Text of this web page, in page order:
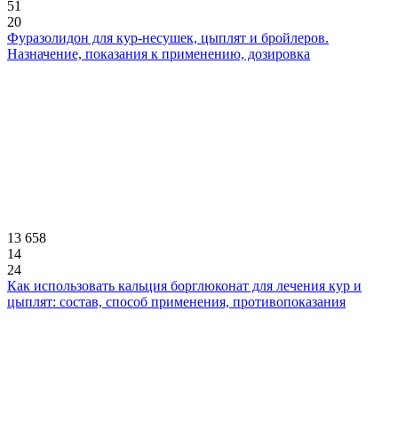
51
20
Фуразолидон для кур-несушек, цыплят и бройлеров.
Назначение, показания к применению, дозировка
13 658
14
24
Как использовать кальция борглюконат для лечения кур и
цыплят: состав, способ применения, противопоказания